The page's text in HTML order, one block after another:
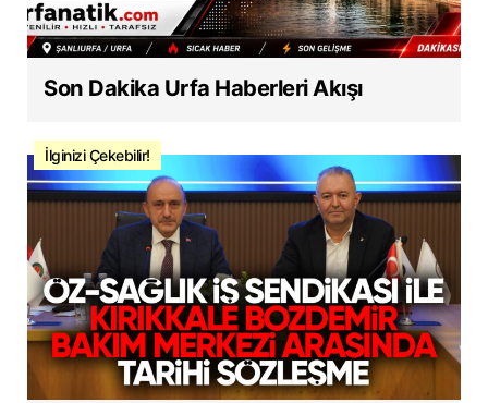
Son Dakika Urfa Haberleri Akışı
İlginizi Çekebilir!